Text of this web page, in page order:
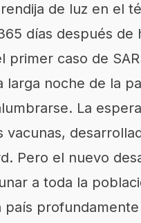
de luz en el
días después de
primer caso de
larga noche de la
La
vacunas,
Pero el nuevo
a toda la
país